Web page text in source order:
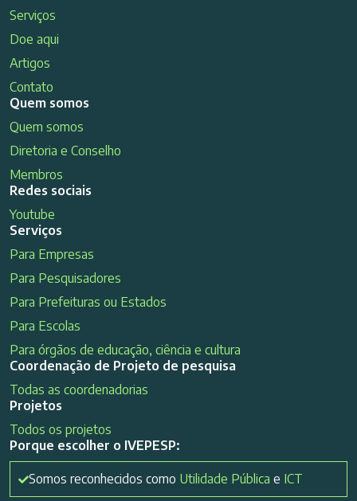
Serviços
Doe aqui
Artigos
Contato
Quem somos
Quem somos
Diretoria e Conselho
Membros
Redes sociais
Youtube
Serviços
Para Empresas
Para Pesquisadores
Para Prefeituras ou Estados
Para Escolas
Para órgãos de educação, ciência e cultura
Coordenação de Projeto de pesquisa
Todas as coordenadorias
Projetos
Todos os projetos
Porque escolher o IVEPESP:
Somos reconhecidos como Utilidade Pública e ICT